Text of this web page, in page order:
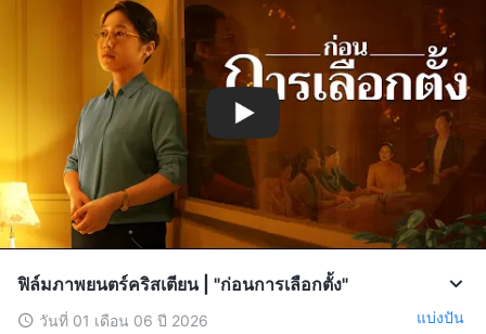
ฟิล์มภาพยนตร์คริสเตียน | "ก่อนการเลือกตั้ง"
วันที่ 01 เดือน 06 ปี 2026 แบ่งปัน